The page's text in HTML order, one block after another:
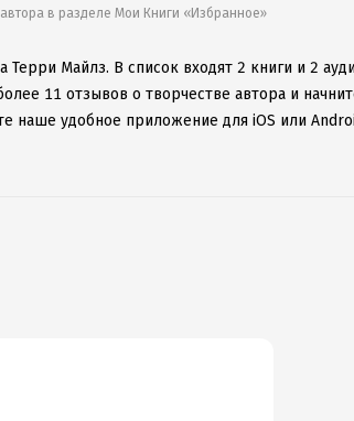
в разделе Мои Книги «Избранное»
Терри Майлз. В список входят 2 книги и 2
11 отзывов о творчестве автора и
наше удобное приложение для iOS или